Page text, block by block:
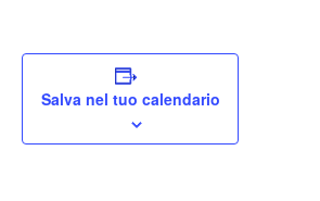
Salva nel tuo calendario